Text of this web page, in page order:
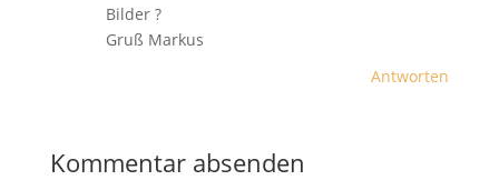
Bilder ?
Gruß Markus
Antworten
Kommentar absenden